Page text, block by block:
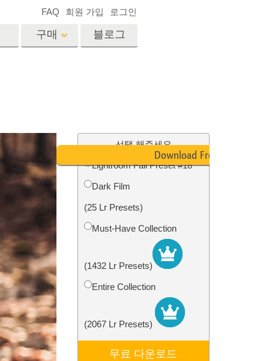
사진 서비스
Video Editing Services
구매 블로그
FAQ 회원 가입 로그인
선택 해주세요
Lightroom Fall Preset #18
Dark Film
(25 Lr Presets)
Must-Have Collection
(1432 Lr Presets)
Entire Collection
(2067 Lr Presets)
무료 다운로드
Download Free